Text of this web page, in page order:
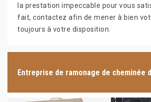
la prestation impeccable pour vous
fait, contactez afin de mener à bien
toujours à votre disposition.
Entreprise de ramonage de cheminée